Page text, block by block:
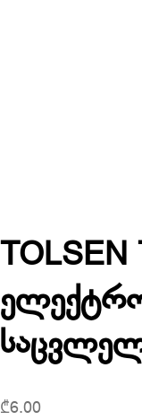
TOLSEN
₾6.00